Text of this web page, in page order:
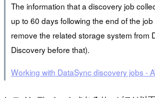
The information that a discovery job
up to 60 days following the end of the
remove the related storage system from
Discovery before that).
Working with DataSync discovery jobs -